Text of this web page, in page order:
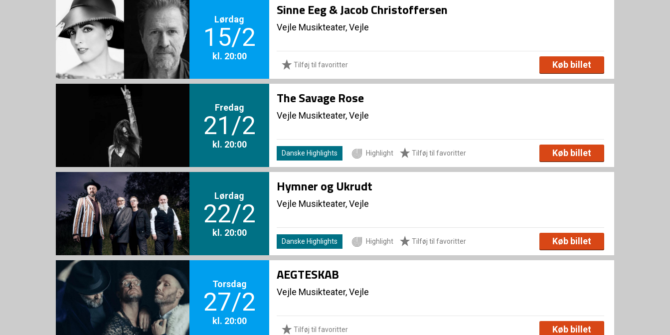
Lørdag
15/2
kl. 20:00
Sinne Eeg & Jacob Christoffersen
Vejle Musikteater, Vejle
Tilføj til favoritter Køb billet
Fredag
21/2
kl. 20:00
The Savage Rose
Vejle Musikteater, Vejle
Danske Highlights Highlight Tilføj til favoritter Køb billet
Lørdag
22/2
kl. 20:00
Hymner og Ukrudt
Vejle Musikteater, Vejle
Danske Highlights Highlight Tilføj til favoritter Køb billet
Torsdag
27/2
kl. 20:00
AEGTESKAB
Vejle Musikteater, Vejle
Tilføj til favoritter Køb billet